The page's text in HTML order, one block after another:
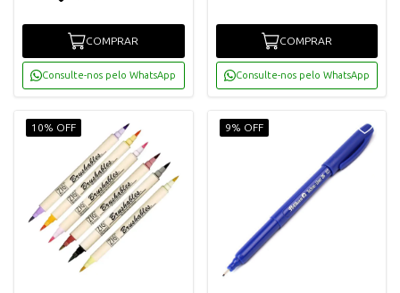
COMPRAR
Consulte-nos pelo WhatsApp
COMPRAR
Consulte-nos pelo WhatsApp
10% OFF 9% OFF